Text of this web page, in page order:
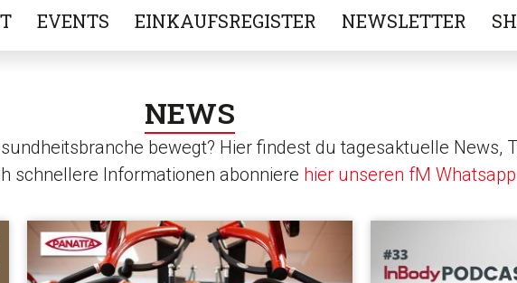
EVENTS EINKAUFSREGISTER NEWSLETTER
NEWS
bewegt? Hier findest du tagesaktuelle News,
schnellere Informationen abonniere hier unseren fM